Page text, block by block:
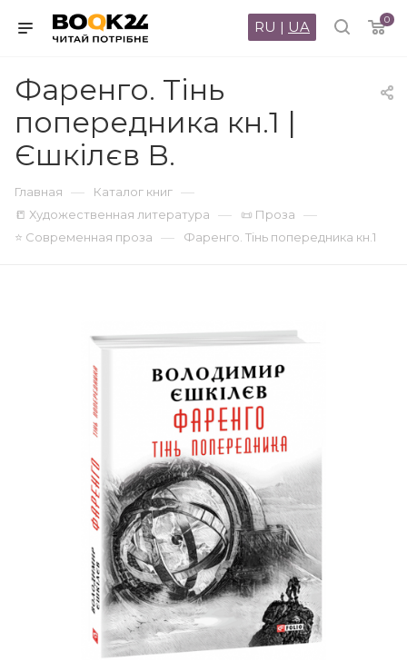
0
RU | UA
Фаренго. Тінь
попередника кн.1 |
Єшкiлєв В.
Главная — Каталог книг —
📒 Художественная литература — 📜 Проза —
⭐ Современная проза — Фаренго. Тінь попередника кн.1